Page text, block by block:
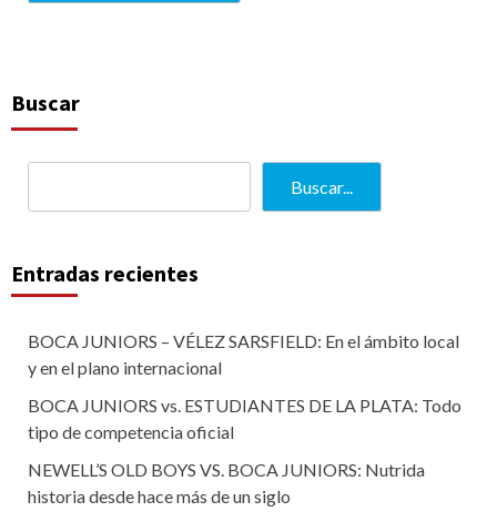
Buscar
Buscar...
Entradas recientes
BOCA JUNIORS – VÉLEZ SARSFIELD: En el ámbito local
y en el plano internacional
BOCA JUNIORS vs. ESTUDIANTES DE LA PLATA: Todo
tipo de competencia oficial
NEWELL’S OLD BOYS VS. BOCA JUNIORS: Nutrida
historia desde hace más de un siglo